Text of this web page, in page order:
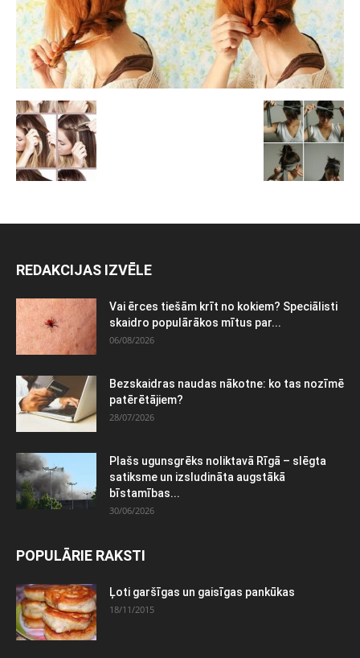
REDAKCIJAS IZVĒLE
Vai ērces tiešām krīt no kokiem? Speciālisti
skaidro populārākos mītus par...
06/08/2026
Bezskaidras naudas nākotne: ko tas nozīmē
patērētājiem?
28/07/2026
Plašs ugunsgrēks noliktavā Rīgā – slēgta
satiksme un izsludināta augstākā
bīstamības...
30/06/2026
POPULĀRIE RAKSTI
Ļoti garšīgas un gaisīgas pankūkas
18/11/2015